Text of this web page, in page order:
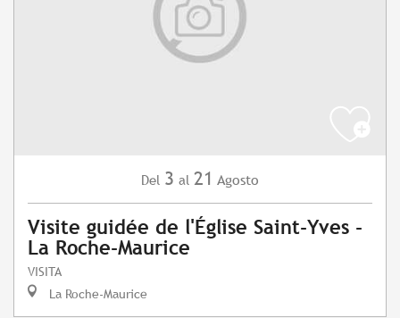
Del 3 al 21 Agosto
Visite guidée de l'Église Saint-Yves -
La Roche-Maurice
VISITA
La Roche-Maurice